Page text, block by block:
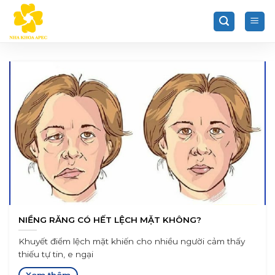
Chuyển
đến
nội
NIỀNG RĂNG CÓ HẾT LỆCH MẶT KHÔNG?
Khuyết điểm lệch mặt khiến cho nhiều người cảm thấy
thiếu tự tin, e ngại